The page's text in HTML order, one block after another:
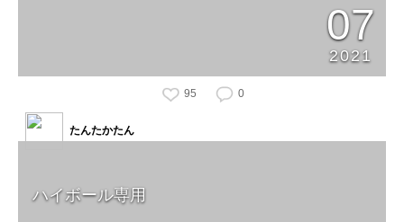
07
2021
95 0
ハイボール専用
たんたかたん